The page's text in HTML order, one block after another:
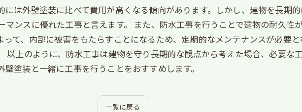
は外壁塗装に比べて費用が高くなる傾向があります。しかし、建物を長期
ンスに優れた工事と言えます。 また、防水工事を行うことで建物の耐久性
て、内部に被害をもたらすことになるため、定期的なメンテナンスが必要
以上のように、防水工事は建物を守り長期的な観点から考えた場合、必要な
塗装と一緒に工事を行うことをおすすめします。
一覧に戻る